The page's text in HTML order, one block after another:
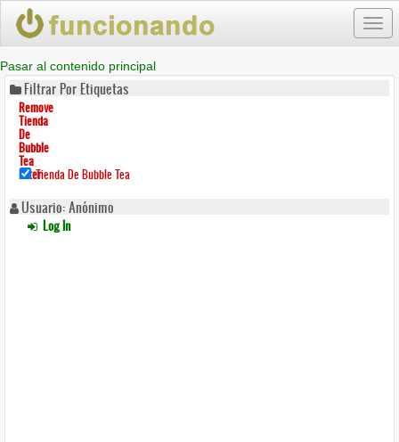
Pasar al contenido principal
Filtrar Por Etiquetas
Remove
Tienda
De
Bubble
Tea
FilterTienda De Bubble Tea
Usuario: Anónimo
Log In